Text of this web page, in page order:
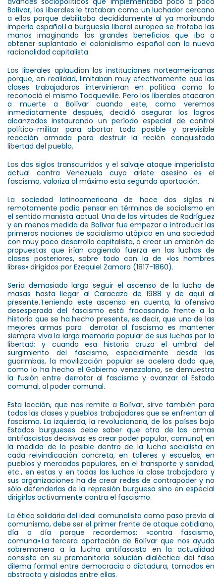
Bolívar, los liberales le trataban como un luchador cercano
a ellos porque debilitaba decididamente al ya moribundo
imperio español.La burguesía liberal europea se frotaba las
manos imaginando los grandes beneficios que iba a
obtener suplantado el colonialismo español con la nueva
racionalidad capitalista.
Los liberales aplaudían las instituciones norteamericanas
porque, en realidad, limitaban muy efectivamente que las
clases trabajadoras intervinieran en política como lo
reconoció el mismo Tocqueville. Pero los liberales atacaron
a muerte a Bolívar cuando este, como veremos
inmediatamente después, decidió asegurar los logros
alcanzados instaurando un período especial de control
político-militar para abortar toda posible y previsible
reacción armada para destruir la recién conquistada
libertad del pueblo.
Los dos siglos transcurridos y el salvaje ataque imperialista
actual contra Venezuela cuyo ariete asesino es el
fascismo, valoriza al máximo esta segunda aportación.
La sociedad latinoamericana de hace dos siglos ni
remotamente podía pensar en términos de socialismo en
el sentido marxista actual. Una de las virtudes de Rodríguez
y en menos medida de Bolívar fue empezar a introducir las
primeras nociones de socialismo utópico en una sociedad
con muy poco desarrollo capitalista, a crear un embrión de
propuestas que irían cogiendo fuerza en las luchas de
clases posteriores, sobre todo con la de «los hombres
libres» dirigidos por Ezequiel Zamora (1817-1860).
Sería demasiado largo seguir el ascenso de la lucha de
masas hasta llegar al Caracazo de 1988 y de aquí al
presente.Teniendo este ascenso en cuenta, la ofensiva
desesperada del fascismo está fracasando frente a la
historia que se ha hecho presente, es decir, que una de las
mejores armas para derrotar al fascismo es mantener
siempre viva la larga memoria popular de sus luchas por la
libertad; y cuando esa historia cruza el umbral del
surgimiento del fascismo, especialmente desde las
guarimbas, la movilización popular se acelera dado que,
como lo ha hecho el Gobierno venezolano, se demuestra
la fusión entre derrotar al fascismo y avanzar al Estado
comunal, al poder comunal.
Esta lección, que nos remite a Bolívar, sirve también para
todas las clases y pueblos trabajadores que se enfrentan al
fascismo. La izquierda, la revolucionaria, de los países bajo
Estados burgueses debe saber que otra de las armas
antifascistas decisivas es crear poder popular, comunal, en
la medida de lo posible dentro de la lucha socialista en
cada reivindicación concreta, en talleres y escuelas, en
pueblos y mercados populares, en el transporte y sanidad,
etc., en estas y en todas las luchas la clase trabajadora y
sus organizaciones ha de crear redes de contrapoder y no
sólo defenderlas de la represión burguesa sino en especial
dirigirlas activamente contra el fascismo.
La ética solidaria del ideal comunalista como paso previo al
comunismo, debe ser el primer frente de ataque cotidiano,
día a día porque recordemos: «contra fascismo,
comuna».La tercera aportación de Bolívar que nos ayuda
sobremanera a la lucha antifascista en la actualidad
consiste en su premonitoria solución dialéctica del falso
dilema formal entre democracia o dictadura, tomadas en
abstracto y aisladas entre ellas.